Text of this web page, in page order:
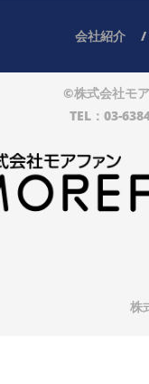
会社紹介
©株式会社モ
TEL：03-
株